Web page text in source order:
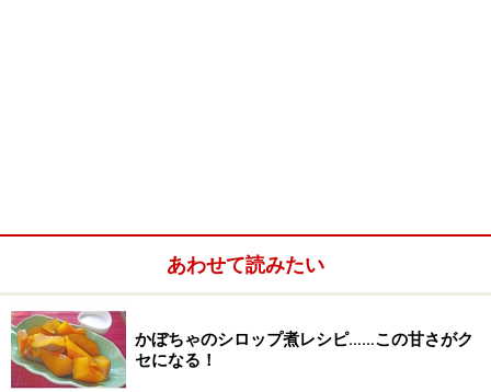
■ニンニクバーグの作り方
材料を用意する
豚肉は粗びきがある場合は、そちらがおすすめ。
あわせて読みたい
かぼちゃのシロップ煮レシピ……この甘さがク
セになる！